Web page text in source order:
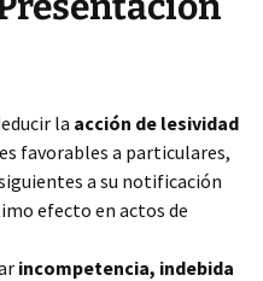
la acción de lesividad
favorables a particulares,
a su notificación
efecto en actos de
incompetencia, indebida